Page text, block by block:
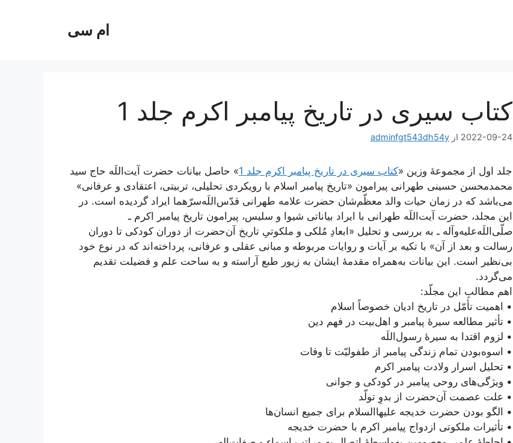
ام سی
کتاب سیری در تاریخ پیامبر اکرم جلد 1
2022-09-24 از adminfgt543dh54y
جلد اول از مجموعۀ وزین «کتاب سیری در تاریخ پیامبر اکرم جلد 1
» حاصل بیانات حضرت آیت‌اللَه حاج سید
محمدمحسن حسینی طهرانی پیرامون «تاریخ پیامبر اسلام با رویکردی تحلیلی، تربیتی، اعتقادی و عرفانی»
می‌باشد که در زمان حیات والد معظّم‌شان حضرت علامه طهرانی قدّس‌اللَه‌سرّهما ایراد گردیده است. در
این مجلد، حضرت آیت‌اللَه طهرانی با ایراد بیاناتی شیوا و سلیس، پیرامون تاریخ پیامبر اکرم ـ
صلّی‌اللَه‌علیه‌و‌آله ـ به بررسی و تحلیل «ابعادِ مُلکی و ملکوتیِ تاریخ آن‌حضرت از دوران کودکی تا دوران
رسالت و بعد از آن» با تکیه بر آیات و روایات مربوطه و مبانی عقلی و عرفانی، پرداخته‌‌اند که در نوع خود
بی‌نظیر است. این بیانات به‌همراه مقدمۀ ایشان به زیور طبع آراسته و به ساحت علم و فضیلت تقدیم
می‌گردد.
اهم مطالبِ این مجلّد:
• اهمیت تأمّل در تاریخ ادیان خصوصاً اسلام
• تأثیر مطالعه سیرۀ پیامبر و اهل‌بیت در فهم دین
• لزوم اقتدا به سیرۀ رسول‌اللَه
• اسوه‌بودن تمام زندگی پیامبر از طفولیّت تا وفات
• تحلیل اسرار ولادت پیامبر اکرم
• ویژگی‌های روحی پیامبر در کودکی و جوانی
• علت عصمت آن‌حضرت از بدوِ تولّد
• الگو‌ بودن حضرت خدیجه علیها‌السلام برای جمیع انسان‌ها
• تأثیرات ملکوتی ازدواج پیامبر اکرم با حضرت خدیجه